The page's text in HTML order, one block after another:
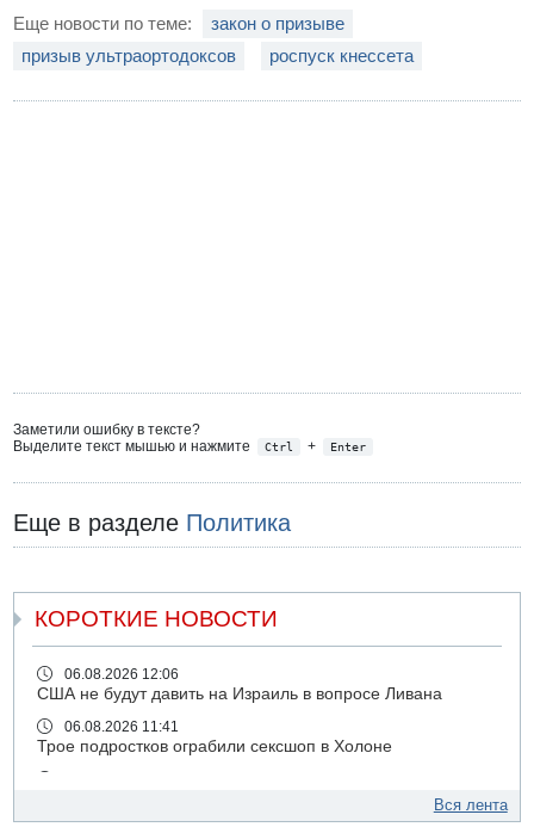
Еще новости по теме:
закон о призыве
призыв ультраортодоксов
роспуск кнессета
Заметили ошибку в тексте?
Выделите текст мышью и нажмите
Ctrl + Enter
Еще в разделе Политика
КОРОТКИЕ НОВОСТИ
06.08.2026 12:06
США не будут давить на Израиль в вопросе Ливана
06.08.2026 11:41
Трое подростков ограбили сексшоп в Холоне
Вся лента